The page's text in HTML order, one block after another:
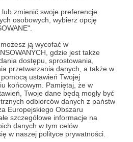
zmienić swoje preferencje
osobowych, wybierz opcję
ją wycofać w
gdzie jest także
dostępu, sprostowania,
przetwarzania danych, a także w
ustawień Twojej
końcowym. Pamiętaj, że w
Twoje dane będą mogły być
odbiorców danych z państw
Europejskiego Obszaru
szczegółowe informacje na
danych w tym celów
w naszej polityce prywatności.
idei polityka
- Wojna Idei
profil autora